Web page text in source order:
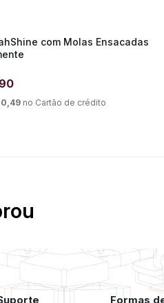
com Molas Ensacadas
no Cartão de crédito
Formas